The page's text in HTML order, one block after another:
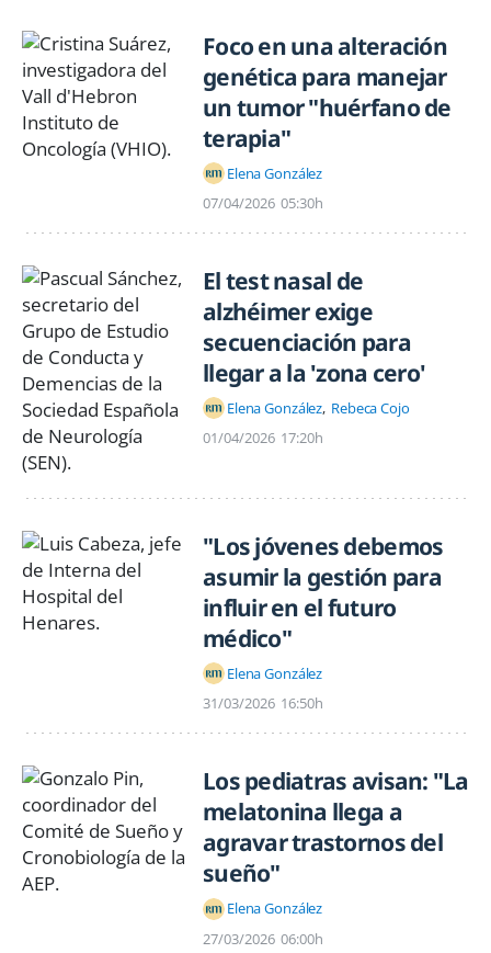
Foco en una alteración
genética para manejar
un tumor "huérfano de
terapia"
Elena González
07/04/2026 05:30h
El test nasal de
alzhéimer exige
secuenciación para
llegar a la 'zona cero'
Elena González Rebeca Cojo
01/04/2026 17:20h
"Los jóvenes debemos
asumir la gestión para
influir en el futuro
médico"
Elena González
31/03/2026 16:50h
Los pediatras avisan: "La
melatonina llega a
agravar trastornos del
sueño"
Elena González
27/03/2026 06:00h